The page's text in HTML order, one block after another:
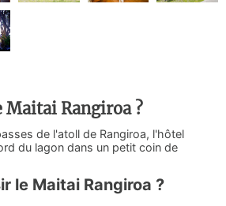
Maitai Rangiroa ?
de l'atoll de Rangiroa, l'hôtel
du lagon dans un petit coin de
le Maitai Rangiroa ?